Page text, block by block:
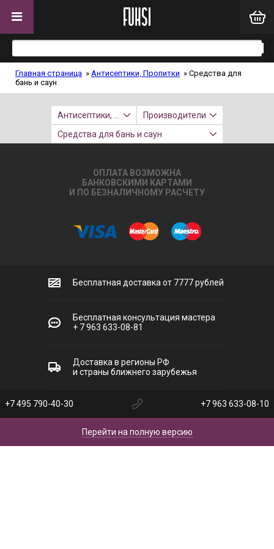
Главная страница » Антисептики, Пропитки » Средства для
бань и саун
Производители
Средства для бань и саун
ОПЛАТА ВОЗМОЖНА
БАНКОВСКИМИ КАРТАМИ
И ПО БЕЗНАЛИЧНОМУ РАСЧЕТУ
Бесплатная доставка от 7777 рублей
Бесплатная консультация мастера
+ 7 963 633-08-81
Доставка в регионы РФ
и страны ближнего зарубежья
+7 495 790-40-30 +7 963 633-08-10
Перейти на полную версию